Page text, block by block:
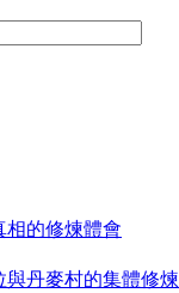
相的修煉體會
與丹麥村的集體修